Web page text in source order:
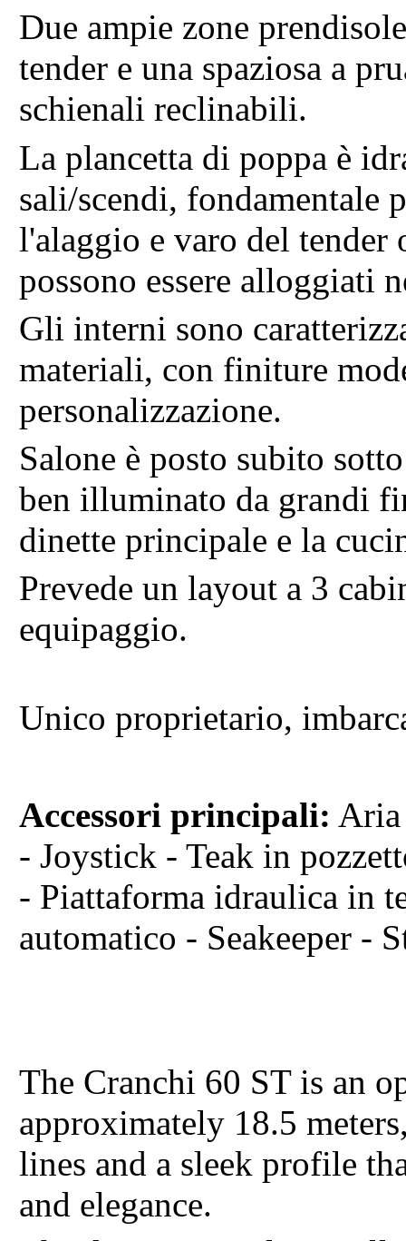
Due ampie zone
tender e una spaziosa a
schienali reclinabili.
La plancetta di poppa è
sali/scendi, fondamentale
l'alaggio e varo del
possono essere alloggiati
Gli interni sono
materiali, con finiture
personalizzazione.
Salone è posto subito
ben illuminato da grandi
dinette principale e la
Prevede un layout a 3
equipaggio.
Unico proprietario,
Accessori principali: Aria
- Joystick - Teak in
- Piattaforma idraulica in
automatico - Seakeeper -
The Cranchi 60 ST is an
approximately 18.5
lines and a sleek profile
and elegance.